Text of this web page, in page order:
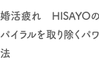
婚活疲れ HISAYO
パイラルを取り除くパ
法